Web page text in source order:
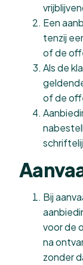
Een
tenzij
of de
Als de
of de
Bij
voor de
na
zonder